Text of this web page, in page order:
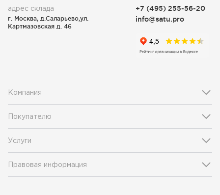
адрес склада
г. Москва, д.Саларьево,ул.
Картмазовская д. 46
+7 (495) 255-56-20
info@satu.pro
Компания
Покупателю
Услуги
Правовая информация